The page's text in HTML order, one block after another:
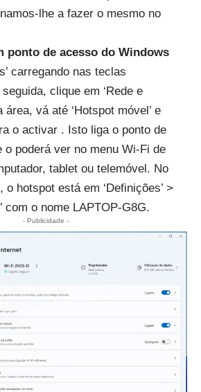
lhe a fazer o mesmo no
ponto de acesso do Windows
carregando nas teclas
seguida, clique em ‘Rede e
área, vá até ‘Hotspot móvel’ e
o activar . Isto liga o ponto de
o poderá ver no menu Wi-Fi de
tablet ou telemóvel. No
hotspot está em ‘Definições’ >
com o nome LAPTOP-G8G.
- Publicidade -